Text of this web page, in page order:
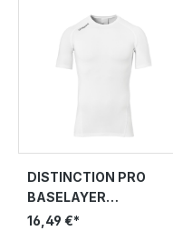
DISTINCTION PRO
BASELAYER
RUNDHALS
16,49 €*